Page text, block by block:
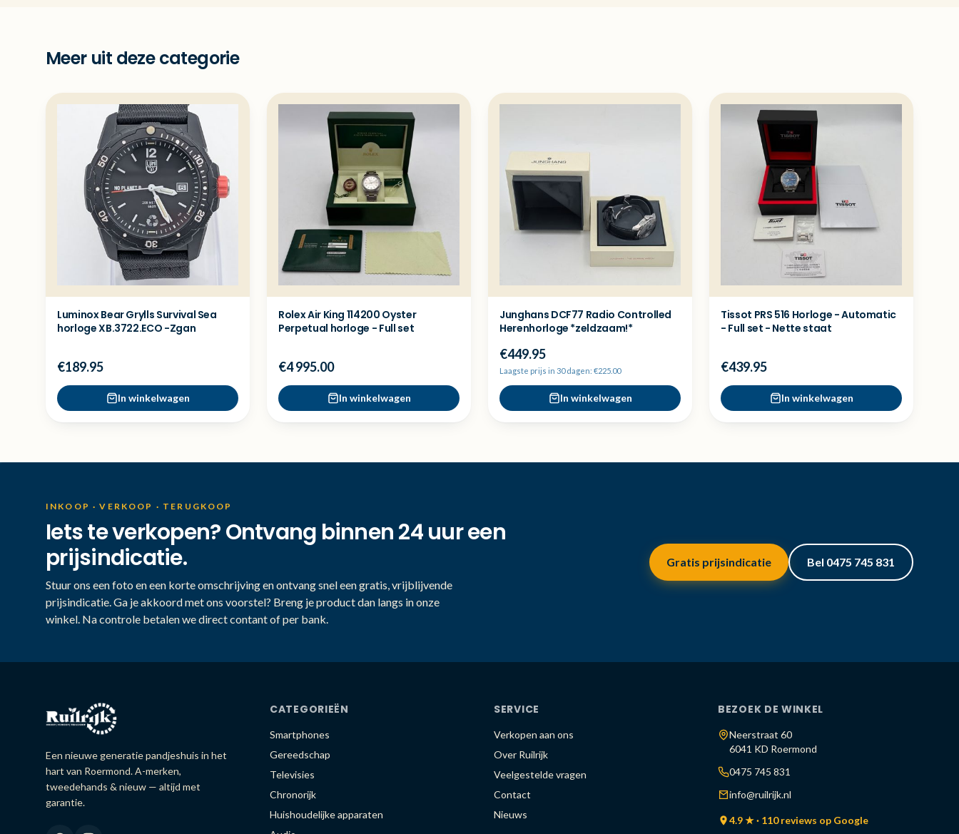
Meer uit deze categorie
Luminox Bear Grylls Survival Sea
horloge XB.3722.ECO -Zgan
€189.95
In winkelwagen
Rolex Air King 114200 Oyster
Perpetual horloge - Full set
€4 995.00
In winkelwagen
Junghans DCF77 Radio Controlled
Herenhorloge *zeldzaam!*
€449.95
Laagste prijs in 30 dagen: €225.00
In winkelwagen
Tissot PRS 516 Horloge - Automatic
- Full set - Nette staat
€439.95
In winkelwagen
INKOOP · VERKOOP · TERUGKOOP
Iets te verkopen? Ontvang binnen 24 uur een
prijsindicatie.
Stuur ons een foto en een korte omschrijving en ontvang snel een gratis, vrijblijvende
prijsindicatie. Ga je akkoord met ons voorstel? Breng je product dan langs in onze
winkel. Na controle betalen we direct contant of per bank.
Gratis prijsindicatie Bel 0475 745 831
Een nieuwe generatie pandjeshuis in het
hart van Roermond. A-merken,
tweedehands & nieuw — altijd met
garantie.
CATEGORIEËN
Smartphones
Gereedschap
Televisies
Chronorijk
Huishoudelijke apparaten
SERVICE
Verkopen aan ons
Over Ruilrijk
Veelgestelde vragen
Contact
Nieuws
BEZOEK DE WINKEL
Neerstraat 60
6041 KD Roermond
0475 745 831
info@ruilrijk.nl
4.9 ★ · 110 reviews op Google